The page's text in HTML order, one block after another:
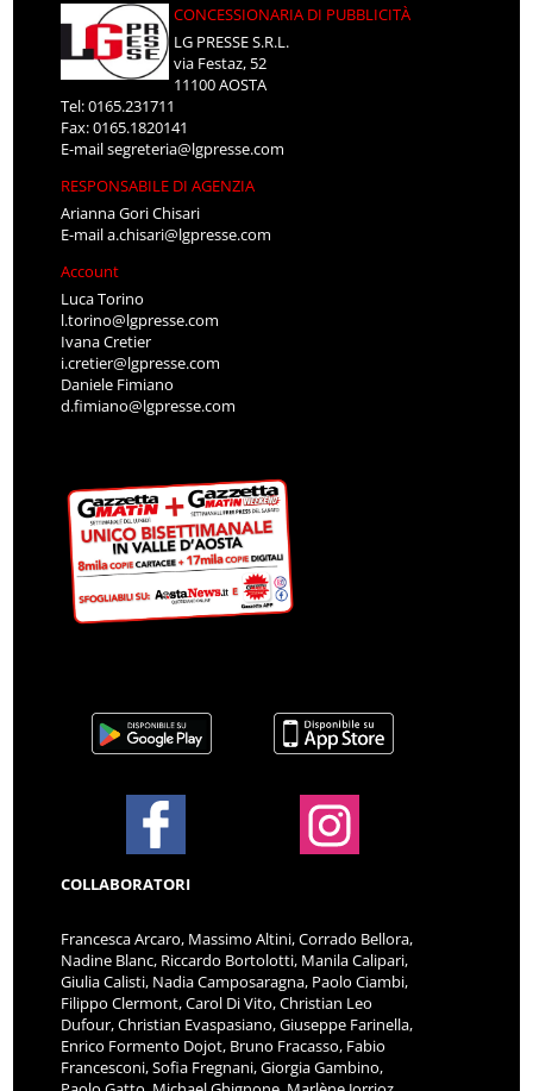
CONCESSIONARIA DI PUBBLICITÀ
LG PRESSE S.R.L.
via Festaz, 52
11100 AOSTA
Tel: 0165.231711
Fax: 0165.1820141
E-mailsegreteria@lgpresse.com
RESPONSABILE DI AGENZIA
Arianna Gori Chisari
E-maila.chisari@lgpresse.com
Account
Luca Torino
l.torino@lgpresse.com
Ivana Cretier
i.cretier@lgpresse.com
Daniele Fimiano
d.fimiano@lgpresse.com
COLLABORATORI
Francesca Arcaro, Massimo Altini, Corrado Bellora,
Nadine Blanc, Riccardo Bortolotti, Manila Calipari,
Giulia Calisti, Nadia Camposaragna, Paolo Ciambi,
Filippo Clermont, Carol Di Vito, Christian Leo
Dufour, Christian Evaspasiano, Giuseppe Farinella,
Enrico Formento Dojot, Bruno Fracasso, Fabio
Francesconi, Sofia Fregnani, Giorgia Gambino,